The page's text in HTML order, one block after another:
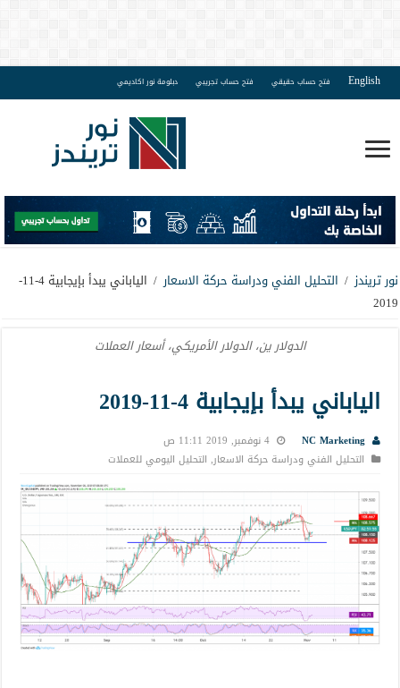
English فتح حساب حقيقي فتح حساب تجريبي دبلومة نور اكاديمي
نور تريندز / التحليل الفني ودراسة حركة الاسعار /
الياباني يبدأ بإيجابية 4-11-
2019
الدولار ين، الدولار الأمريكي، أسعار العملات
الياباني يبدأ بإيجابية 4-11-2019
NC Marketing
4 نوفمبر, 2019 11:11 ص
التحليل الفني ودراسة حركة الاسعار, التحليل اليومي للعملات